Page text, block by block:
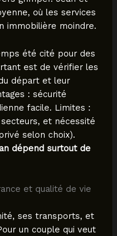
où les services
immobilière moindre.
été cité pour des
est de vérifier les
départ et leur
: sécurité
facile. Limites :
et nécessité
selon choix).
dépend surtout de
et qualité de vie
ses transports, et
un couple qui veut